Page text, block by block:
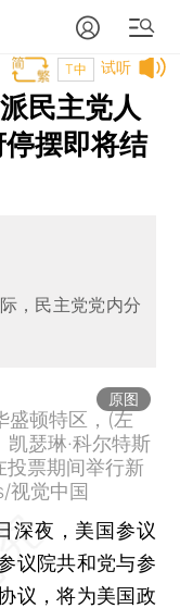
试听
T中
民主党人
摆即将结
，民主党党内分
原图
盛顿特区，(左
凯瑟琳·科尔特斯
投票期间举行新
视觉中国
深夜，美国参议
议院共和党与参
议，将为美国政